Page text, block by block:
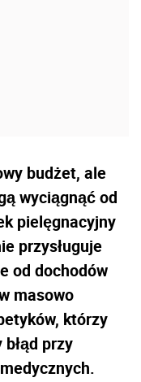
budżet, ale
wyciągnąć od
pielęgnacyjny
przysługuje
od dochodów
masowo
którzy
przy